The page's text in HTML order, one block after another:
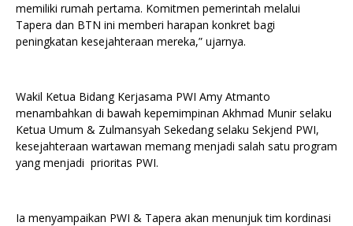
memiliki rumah pertama. Komitmen pemerintah melalui
Tapera dan BTN ini memberi harapan konkret bagi
peningkatan kesejahteraan mereka,” ujarnya.
Wakil Ketua Bidang Kerjasama PWI Amy Atmanto
menambahkan di bawah kepemimpinan Akhmad Munir selaku
Ketua Umum & Zulmansyah Sekedang selaku Sekjend PWI,
kesejahteraan wartawan memang menjadi salah satu program
yang menjadi prioritas PWI.
Ia menyampaikan PWI & Tapera akan menunjuk tim kordinasi